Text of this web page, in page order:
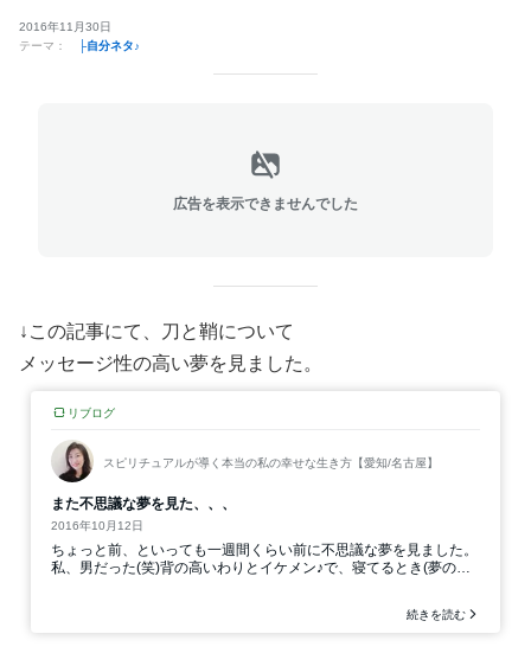
2016年11月30日
テーマ：
├自分ネタ♪
広告を表示できませんでした
↓この記事にて、刀と鞘について
メッセージ性の高い夢を見ました。